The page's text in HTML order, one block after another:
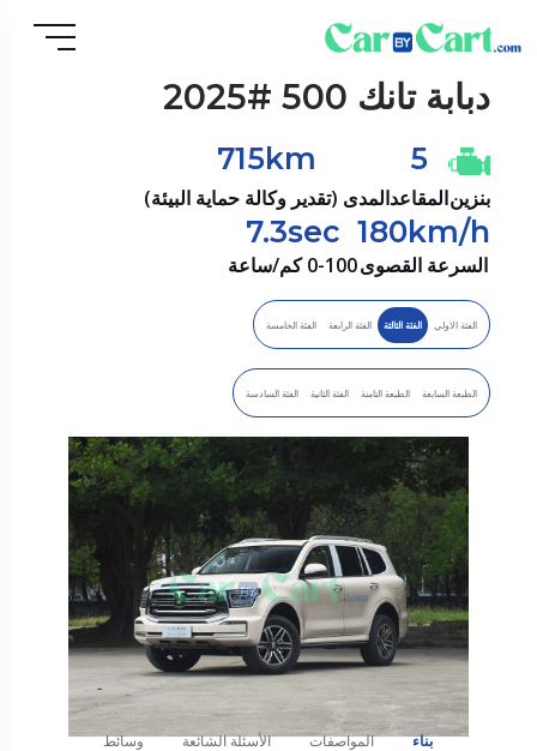
دبابة تانك 500 #2025
بنزين
5
المقاعد
715km
المدى (تقدير وكالة حماية البيئة)
180km/h
السرعة القصوى
7.3sec
0-100 كم/ساعة
الفئة الاولي الفئة الثالثة الفئة الرابعة الفئة الخامسة
الطبعة السابعة الطبعة التامنة الفئة الثانية الفئة السادسة
بناء المواصفات الأسئلة الشائعة وسائط